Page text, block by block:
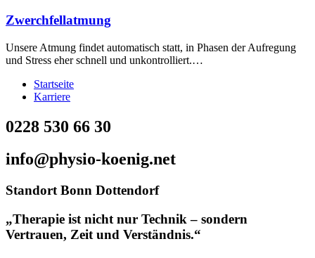
Zwerchfellatmung
Unsere Atmung findet automatisch statt, in Phasen der Aufregung
und Stress eher schnell und unkontrolliert.…
Startseite
Karriere
0228 530 66 30
info@physio-koenig.net
Standort Bonn Dottendorf
„Therapie ist nicht nur Technik – sondern
Vertrauen, Zeit und Verständnis.“